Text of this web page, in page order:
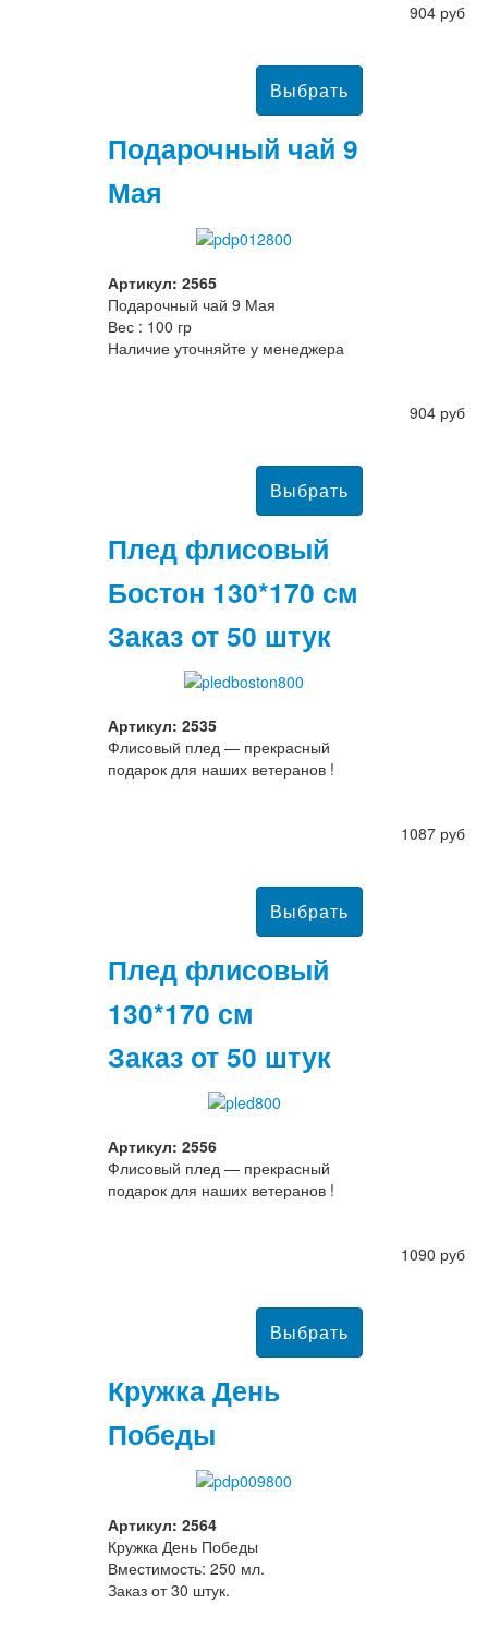
904 руб
Подарочный чай 9
Мая
Артикул: 2565
Подарочный чай 9 Мая
Вес : 100 гр
Наличие уточняйте у менеджера
904 руб
Плед флисовый
Бостон 130*170 см
Заказ от 50 штук
Артикул: 2535
Флисовый плед — прекрасный
подарок для наших ветеранов !
1087 руб
Плед флисовый
130*170 см
Заказ от 50 штук
Артикул: 2556
Флисовый плед — прекрасный
подарок для наших ветеранов !
1090 руб
Кружка День
Победы
Артикул: 2564
Кружка День Победы
Вместимость: 250 мл.
Заказ от 30 штук.